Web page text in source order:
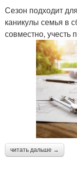
Сезон подходит
каникулы семья в
совместно, учесть
читать дальше →